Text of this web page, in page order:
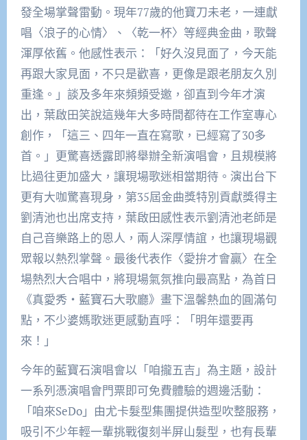
發全場掌聲雷動。現年77歲的他寶刀未老，一連獻
唱〈浪子的心情〉、〈乾一杯〉等經典金曲，歌聲
渾厚依舊。他感性表示：「好久沒見面了，今天能
再跟大家見面，不只是歡喜，更像是跟老朋友久別
重逢。」談及多年來頻頻受邀，卻直到今年才演
出，葉啟田笑說這幾年大多時間都待在工作室專心
創作，「這三、四年一直在寫歌，已經寫了30多
首。」更驚喜透露即將舉辦全新演唱會，且規模將
比過往更加盛大，讓現場歌迷相當期待。演出台下
更有大咖驚喜現身，第35屆金曲獎特別貢獻獎得主
劉清池也出席支持，葉啟田感性表示劉清池老師是
自己音樂路上的恩人，兩人深厚情誼，也讓現場觀
眾報以熱烈掌聲。最後代表作〈愛拚才會贏〉在全
場熱烈大合唱中，將現場氣氛推向最高點，為首日
《真愛秀・藍寶石大歌廳》畫下溫馨熱血的圓滿句
點，不少婆媽歌迷更感動直呼：「明年還要再
來！」
今年的藍寶石演唱會以「咱攏五吉」為主題，設計
一系列憑演唱會門票即可免費體驗的週邊活動：
「咱來SeDo」由尤卡髮型集團提供造型吹整服務，
吸引不少年輕一輩挑戰復刻半屏山髮型，也有長輩